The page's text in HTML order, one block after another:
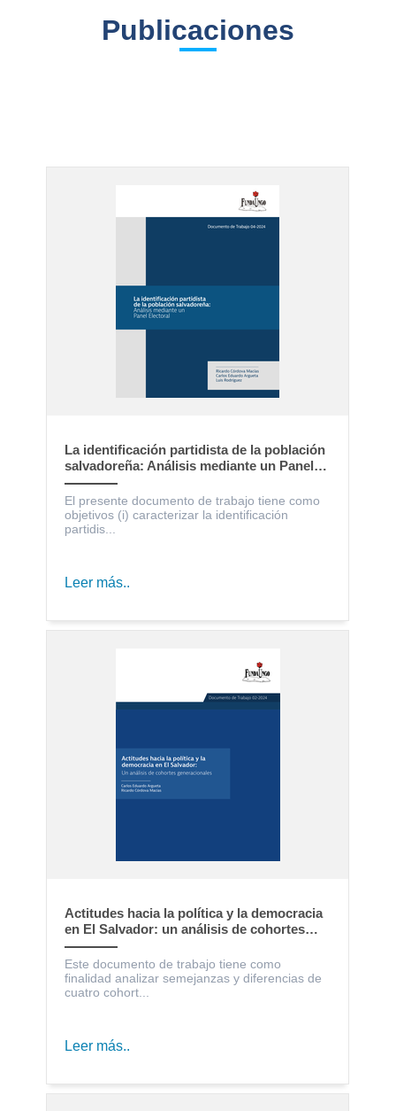
Publicaciones
La identificación partidista de la población
salvadoreña: Análisis mediante un Panel
Electoral
El presente documento de trabajo tiene como
objetivos (i) caracterizar la identificación
partidis...
Leer más..
Actitudes hacia la política y la democracia
en El Salvador: un análisis de cohortes
generacionales
Este documento de trabajo tiene como
finalidad analizar semejanzas y diferencias de
cuatro cohort...
Leer más..